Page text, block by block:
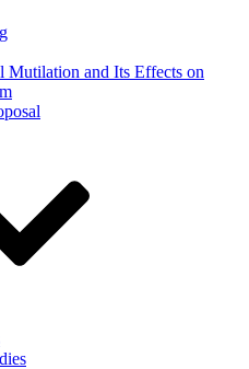
Mutilation and Its Effects on